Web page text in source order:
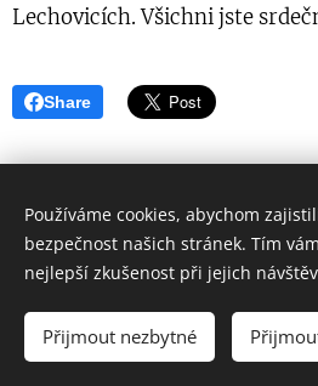
Lechovicích. Všichni jste
Share
Všechna práva
Vytvořeno službou
Používáme cookies, abychom
bezpečnost našich stránek. Tím
nejlepší zkušenost při jejich
Přijmout nezbytné